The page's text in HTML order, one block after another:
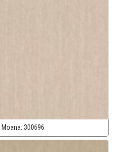
Moana: 300696